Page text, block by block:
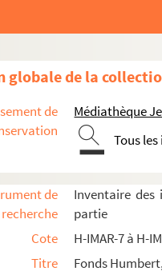
globale de la
de
Médiathèque
Tous
de
recherche
Inventaire des
partie
Cote
H-IMAR-7 à H-
Titre
Fonds
11-41-115. Saint Léger ou
Léocardie
11-43-120. Saint Leufroi (ou
11-44-121. Saint Leufroy, abbé
11-45-122. Saint Ludger,
11-46-123. Saint Lugder
11-46-124. Saint Léger